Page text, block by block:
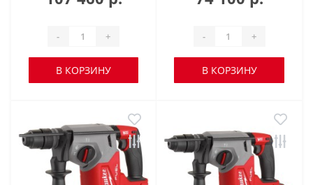
- +
В КОРЗИНУ
- +
В КОРЗИНУ